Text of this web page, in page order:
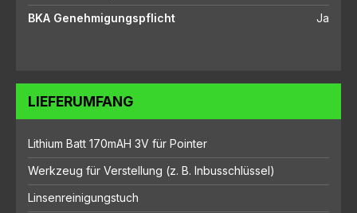
BKA Genehmigungspflicht
Ja
LIEFERUMFANG
Lithium Batt 170mAH 3V für Pointer
Werkzeug für Verstellung (z. B. Inbusschlüssel)
Linsenreinigungstuch